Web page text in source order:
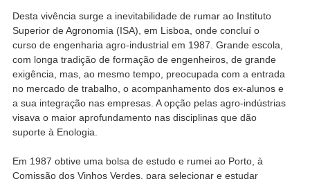
Desta vivência surge a inevitabilidade de rumar ao Instituto
Superior de Agronomia (ISA), em Lisboa, onde concluí o
curso de engenharia agro-industrial em 1987. Grande escola,
com longa tradição de formação de engenheiros, de grande
exigência, mas, ao mesmo tempo, preocupada com a entrada
no mercado de trabalho, o acompanhamento dos ex-alunos e
a sua integração nas empresas. A opção pelas agro-indústrias
visava o maior aprofundamento nas disciplinas que dão
suporte à Enologia.
Em 1987 obtive uma bolsa de estudo e rumei ao Porto, à
Comissão dos Vinhos Verdes, para selecionar e estudar